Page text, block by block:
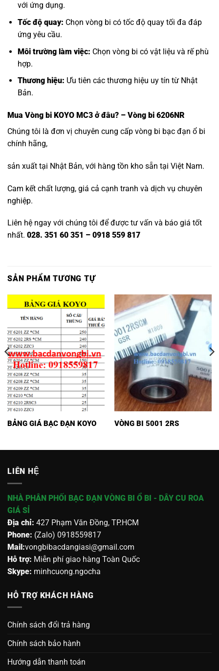
với ứng dụng.
Tốc độ quay: Chọn vòng bi có tốc độ quay tối đa đáp
ứng yêu cầu.
Môi trường làm việc: Chọn vòng bi có vật liệu và rế phù
hợp.
Thương hiệu: Ưu tiên các thương hiệu uy tín từ Nhật
Bản.
Mua Vòng bi KOYO MC3 ở đâu? – Vòng bi 6206NR
Chúng tôi là đơn vị chuyên cung cấp vòng bi bạc đạn ổ bi
chính hãng,
sản xuất tại Nhật Bản, với hàng tồn kho sẵn tại Việt Nam.
Cam kết chất lượng, giá cả cạnh tranh và dịch vụ chuyên
nghiệp.
Liên hệ ngay với chúng tôi để được tư vấn và báo giá tốt
nhất. 028. 351 60 351 – 0918 559 817
SẢN PHẨM TƯƠNG TỰ
BẢNG GIÁ BẠC ĐẠN KOYO VÒNG BI 5001 2RS
LIÊN HỆ
NHÀ PHÂN PHỐI BẠC ĐẠN VÒNG BI Ổ BI - DÂY CU ROA
GIÁ SỈ
Địa chỉ: 427 Phạm Văn Đồng, TP.HCM
Phone: (Zalo) 0918559817
Mail:vongbibacdangiasi@gmail.com
Hỗ trợ: Miễn phí giao hàng Toàn Quốc
Skype: minhcuong.ngocha
HỖ TRỢ KHÁCH HÀNG
Chính sách đổi trả hàng
Chính sách bảo hành
Hướng dẫn thanh toán